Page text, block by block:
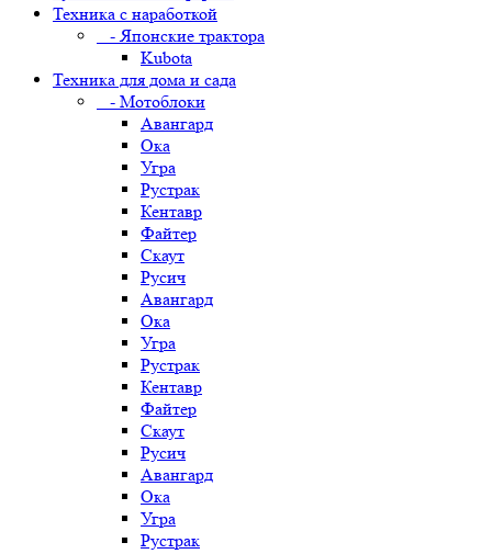
Техника с наработкой
- Японские трактора
Kubota
Техника для дома и сада
- Мотоблоки
Авангард
Ока
Угра
Рустрак
Кентавр
Файтер
Скаут
Русич
Авангард
Ока
Угра
Рустрак
Кентавр
Файтер
Скаут
Русич
Авангард
Ока
Угра
Рустрак